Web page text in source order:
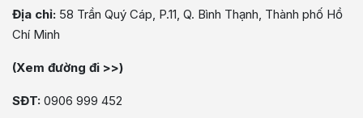
Địa chỉ: 58 Trần Quý Cáp, P.11, Q. Bình Thạnh, Thành phố Hồ
Chí Minh
(Xem đường đi >>)
SĐT: 0906 999 452